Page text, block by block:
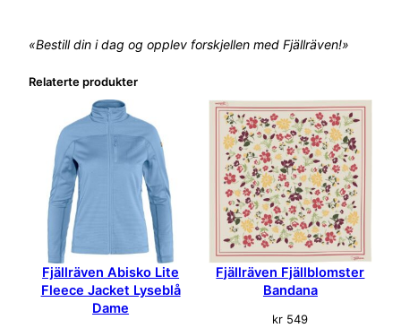
«Bestill din i dag og opplev forskjellen med Fjällräven!»
Relaterte produkter
Fjällräven Abisko Lite
Fleece Jacket Lyseblå
Dame
Fjällräven Fjällblomster
Bandana
kr 549